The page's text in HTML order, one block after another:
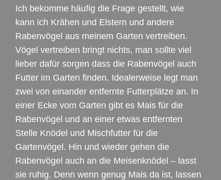
Ich bekomme häufig die Frage gestellt, wie
kann ich Krähen und Elstern und andere
Rabenvögel aus meinem Garten vertreiben.
Vögel vertreiben bringt nichts, man sollte viel
lieber dafür sorgen dass die Rabenvögel auch
Futter im Garten finden. Idealerweise legt man
zwei von einander entfernte Futterplätze an. In
einer Ecke vom Garten gibt es Mais für die
Rabenvögel und an einer etwas entfernten
Stelle Knödel und Mischfutter für die
Gartenvögel. Hin und wieder gehen die
Rabenvögel auch an die Meisenknödel – lasst
sie ruhig. Denn wenn genug Mais da ist, lassen